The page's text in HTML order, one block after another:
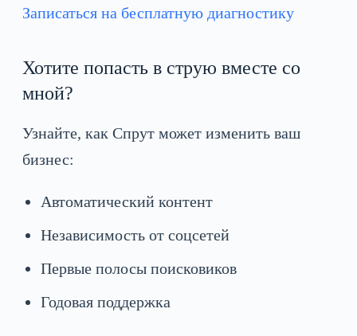
Записаться на бесплатную диагностику
Хотите попасть в струю вместе со
мной?
Узнайте, как Спрут может изменить ваш
бизнес:
Автоматический контент
Независимость от соцсетей
Первые полосы поисковиков
Годовая поддержка